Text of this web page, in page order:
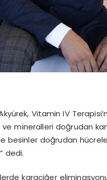
Vitamin IV
mineralleri doğrudan
besinler doğrudan
dedi.
karaciğer